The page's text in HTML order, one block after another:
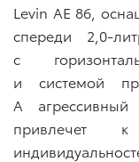
Levin AE 86,
спереди 2,0-
с
и системой
А
привлечет